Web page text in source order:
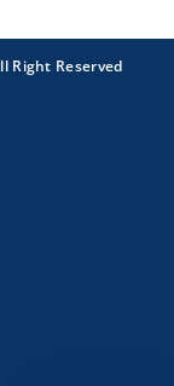
Right Reserved